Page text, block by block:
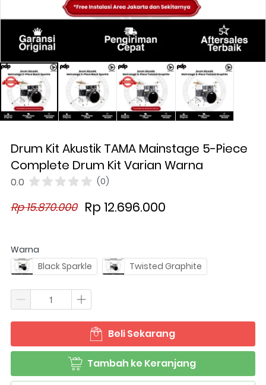
Drum Kit Akustik TAMA Mainstage 5-Piece
Complete Drum Kit Varian Warna
0.0 (0)
Rp 15.870.000 Rp 12.696.000
Warna
Black Sparkle
Twisted Graphite
` Beli Sekarang
` Tambah ke Keranjang